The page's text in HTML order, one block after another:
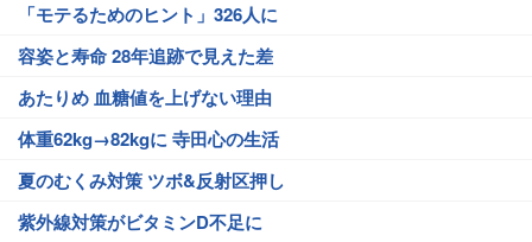
「モテるためのヒント」326人に
容姿と寿命 28年追跡で見えた差
あたりめ 血糖値を上げない理由
体重62kg→82kgに 寺田心の生活
夏のむくみ対策 ツボ&反射区押し
紫外線対策がビタミンD不足に